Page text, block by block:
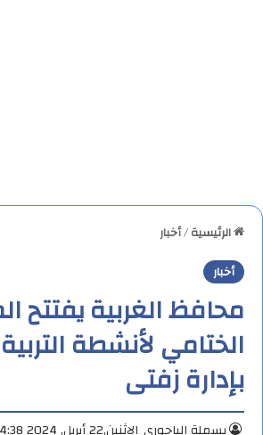
الرئيسية/أخبار
أخبار
محافظ الغربية يفتتح
الختامي لأنشطة
بإدارة زفتى